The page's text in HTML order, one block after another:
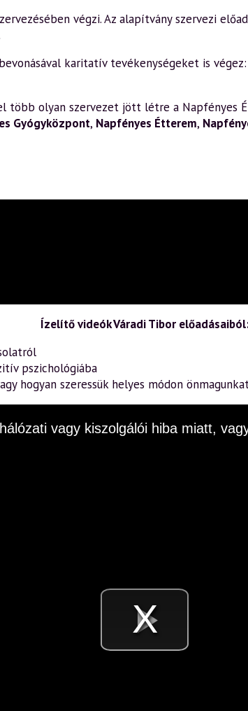
végzi. Az alapítvány szervezi
karitatív tevékenységeket is
több olyan szervezet jött létre a Napfényes
Gyógyközpont, Napfényes Étterem,
Ízelítő videók Váradi Tibor
pszichológiába
hogyan szeressük helyes módon
Videó
vagy kiszolgálói hiba miatt,